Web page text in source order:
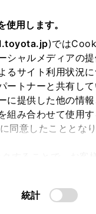
用します。
)では
シャルメディアの
るサイト利用状況
ートナーと共有し
に提供した他の情
組み合わせて使用
意したこととなり
統計